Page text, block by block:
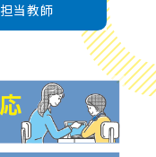
担当教師